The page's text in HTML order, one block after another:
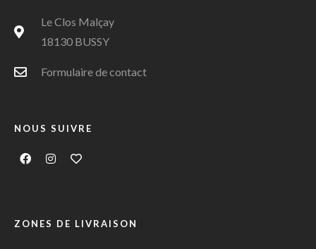
Le Clos Malçay
18130 BUSSY
Formulaire de contact
NOUS SUIVRE
ZONES DE LIVRAISON